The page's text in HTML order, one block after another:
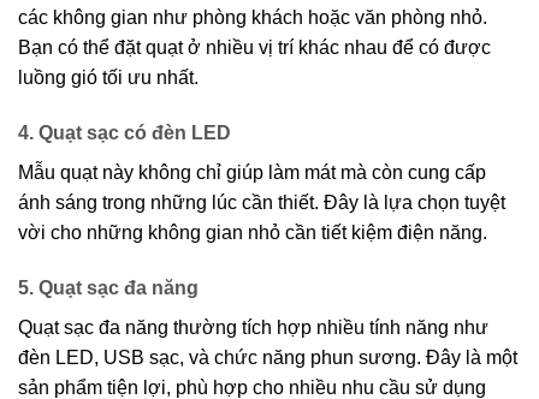
các không gian như phòng khách hoặc văn phòng nhỏ.
Bạn có thể đặt quạt ở nhiều vị trí khác nhau để có được
luồng gió tối ưu nhất.
4. Quạt sạc có đèn LED
Mẫu quạt này không chỉ giúp làm mát mà còn cung cấp
ánh sáng trong những lúc cần thiết. Đây là lựa chọn tuyệt
vời cho những không gian nhỏ cần tiết kiệm điện năng.
5. Quạt sạc đa năng
Quạt sạc đa năng thường tích hợp nhiều tính năng như
đèn LED, USB sạc, và chức năng phun sương. Đây là một
sản phẩm tiện lợi, phù hợp cho nhiều nhu cầu sử dụng